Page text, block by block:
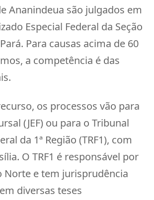
Ananindeua são julgados em
Especial Federal da Seção
Para causas acima de 60
a competência é das
os processos vão para
(JEF) ou para o Tribunal
da 1ª Região (TRF1), com
O TRF1 é responsável por
Norte e tem jurisprudência
diversas teses